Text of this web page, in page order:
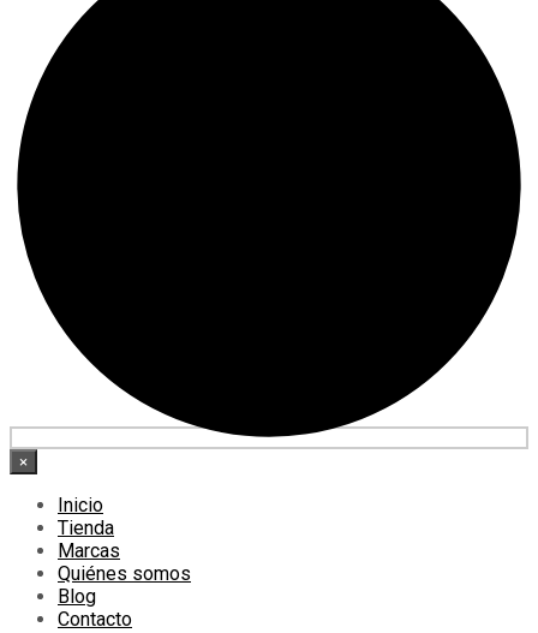
×
Inicio
Tienda
Marcas
Quiénes somos
Blog
Contacto